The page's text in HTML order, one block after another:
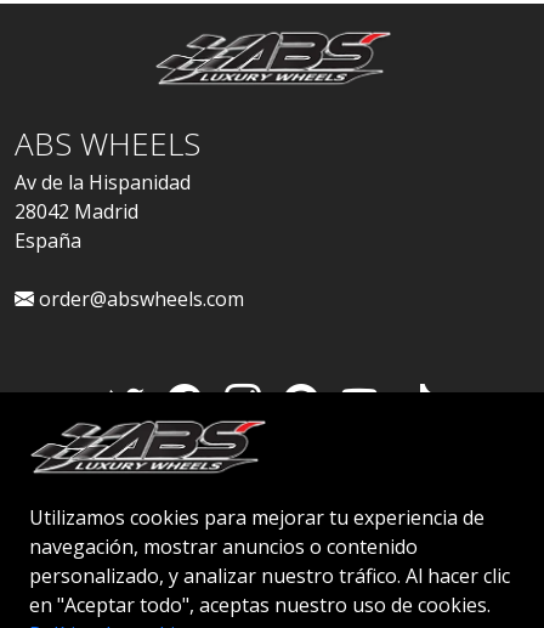
Utilizamos cookies para mejorar tu experiencia de
navegación, mostrar anuncios o contenido
personalizado, y analizar nuestro tráfico. Al hacer clic
en "Aceptar todo", aceptas nuestro uso de cookies.
ABS WHEELS
Av de la Hispanidad
28042 Madrid
España
order@abswheels.com
Cuenta de distribuidor
© 2026 ABS WHEELS - Todos los derechos